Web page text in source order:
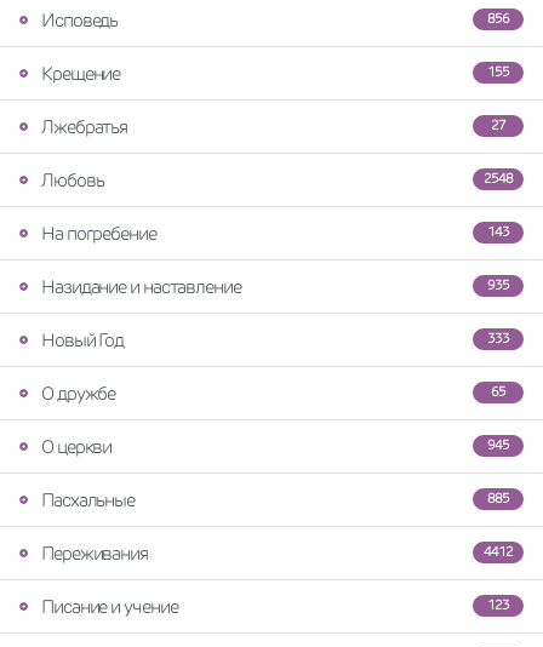
856
Исповедь
155
Крещение
27
Лжебратья
2548
Любовь
143
На погребение
935
Назидание и наставление
333
Новый Год
65
О дружбе
945
О церкви
885
Пасхальные
4412
Переживания
123
Писание и учение